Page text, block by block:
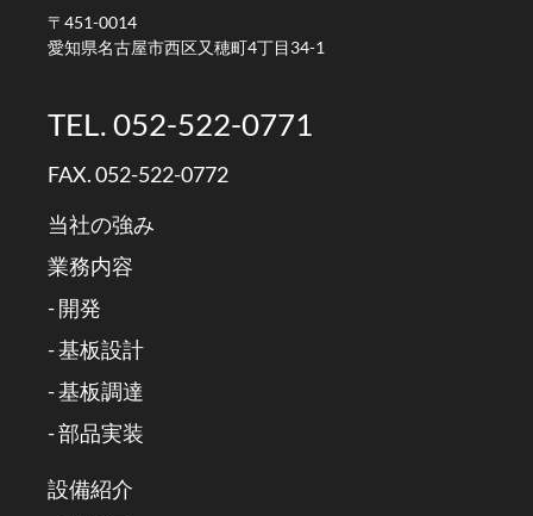
〒451-0014
愛知県名古屋市西区又穂町4丁目34-1
TEL. 052-522-0771
FAX. 052-522-0772
当社の強み
業務内容
- 開発
- 基板設計
- 基板調達
- 部品実装
設備紹介